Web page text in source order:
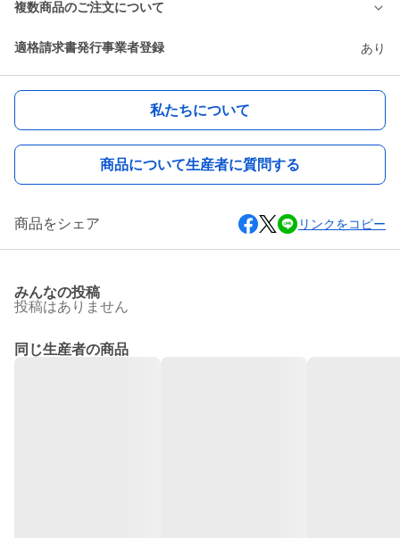
複数商品のご注文について
適格請求書発行事業者登録 あり
私たちについて
商品について生産者に質問する
商品をシェア リンクをコピー
みんなの投稿
投稿はありません
同じ生産者の商品